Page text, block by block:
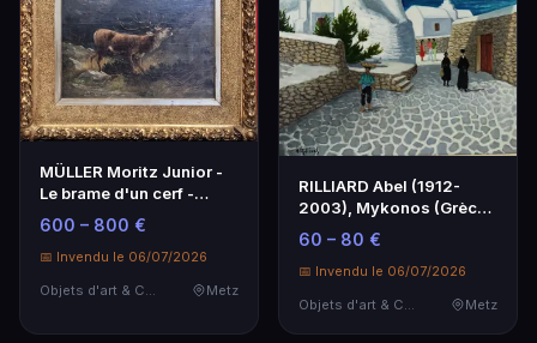
MÜLLER Moritz Junior -
Le brame d'un cerf -
Peinture d'art
600 – 800 €
📅 Invendu le 06/07/2026
Objets d'art & Curiosités
Metz
RILLIARD Abel (1912-
2003), Mykonos (Grèce),
hst, sbd, titrée…
60 – 80 €
📅 Invendu le 06/07/2026
Metz